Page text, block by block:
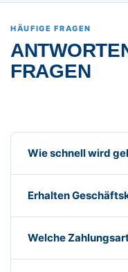
HÄUFIGE FRAGEN
FRAGEN
Wie schnell wird
Erhalten
Welche